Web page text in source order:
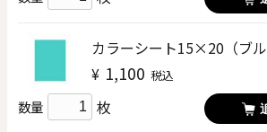
カラーシート15×20（ブル
¥ 1,100 税込
数量 枚